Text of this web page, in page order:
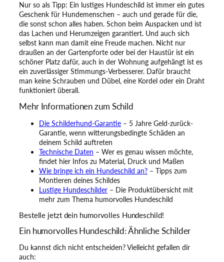
Nur so als Tipp: Ein lustiges Hundeschild ist immer ein gutes
Geschenk für Hundemenschen – auch und gerade für die,
die sonst schon alles haben. Schon beim Auspacken und ist
das Lachen und Herumzeigen garantiert. Und auch sich
selbst kann man damit eine Freude machen. Nicht nur
draußen an der Gartenpforte oder bei der Haustür ist ein
schöner Platz dafür, auch in der Wohnung aufgehängt ist es
ein zuverlässiger Stimmungs-Verbesserer. Dafür braucht
man keine Schrauben und Dübel, eine Kordel oder ein Draht
funktioniert überall.
Mehr Informationen zum Schild
Die Schilderhund-Garantie – 5 Jahre Geld-zurück-
Garantie, wenn witterungsbedingte Schäden an
deinem Schild auftreten
Technische Daten – Wer es genau wissen möchte,
findet hier Infos zu Material, Druck und Maßen
Wie bringe ich ein Hundeschild an? – Tipps zum
Montieren deines Schildes
Lustige Hundeschilder – Die Produktübersicht mit
mehr zum Thema humorvolles Hundeschild
Bestelle jetzt dein humorvolles Hundeschild!
Ein humorvolles Hundeschild: Ähnliche Schilder
Du kannst dich nicht entscheiden? Vielleicht gefallen dir
auch: